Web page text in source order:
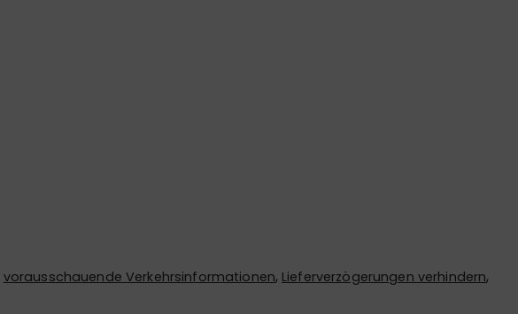
vorausschauende Verkehrsinformationen, Lieferverzögerungen verhindern,